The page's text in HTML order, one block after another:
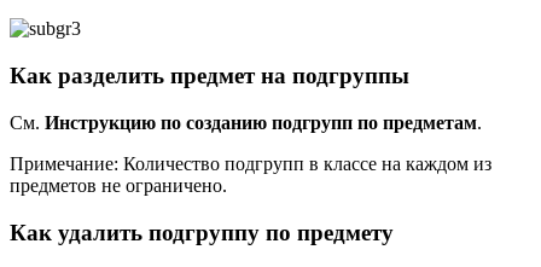
Как разделить предмет на подгруппы
См. Инструкцию по созданию подгрупп по предметам.
Примечание: Количество подгрупп в классе на каждом из
предметов не ограничено.
Как удалить подгруппу по предмету